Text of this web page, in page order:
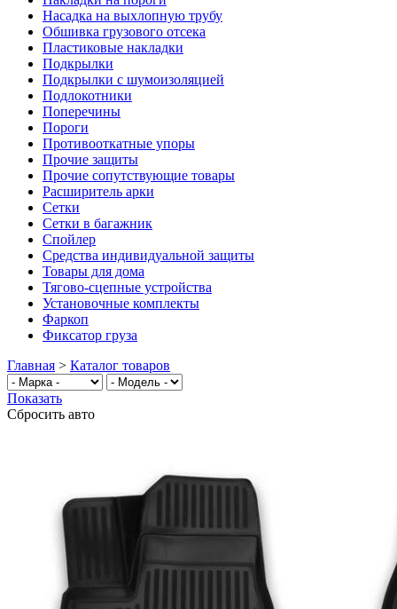
Насадка на выхлопную трубу
Обшивка грузового отсека
Пластиковые накладки
Подкрылки
Подкрылки с шумоизоляцией
Подлокотники
Поперечины
Пороги
Противооткатные упоры
Прочие защиты
Прочие сопутствующие товары
Расширитель арки
Сетки
Сетки в багажник
Спойлер
Средства индивидуальной защиты
Товары для дома
Тягово-сцепные устройства
Установочные комплекты
Фаркоп
Фиксатор груза
Главная > Каталог товаров
Показать
Сбросить авто